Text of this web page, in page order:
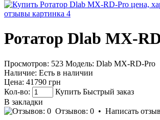
Ротатор Dlab MX-
Просмотров: 523 Модель: Dlab MX-RD-Pro
Наличие: Есть в наличии
Цена: 41790 грн
Кол-во:
Купить Быстрый заказ
В закладки
Отзывов: 0 • Написать отзыв